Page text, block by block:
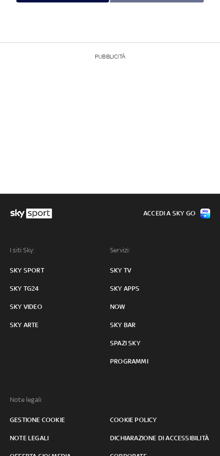
PUBBLICITÀ
I siti Sky:
SKY SPORT
SKY TG24
SKY VIDEO
SKY ARTE
Servizi:
SKY TV
SKY APPS
NOW
SKY BAR
SPAZI SKY
PROGRAMMI
Note legali:
GESTIONE COOKIE COOKIE POLICY
NOTE LEGALI DICHIARAZIONE DI ACCESSIBILITÀ
ACCEDI A SKY GO